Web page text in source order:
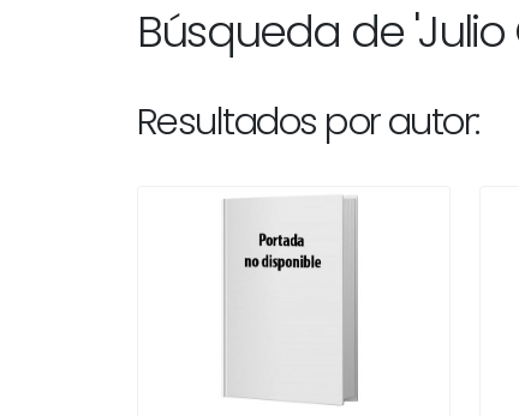
Búsqueda de
Resultados por autor: